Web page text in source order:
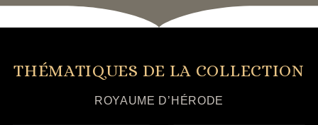
THÉMATIQUES DE LA COLLECTION
ROYAUME D’HÉRODE